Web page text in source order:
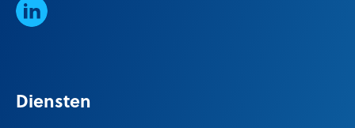
LinkedIn
Diensten